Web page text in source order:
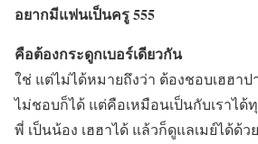
อยากมีแฟนเป็นครู 555
คือต้องกระดูกเบอร์เดียวกัน
ใช่ แต่ไม่ได้หมายถึงว่า ต้องชอบเฮฮาป
ไม่ชอบก็ได้ แต่คือเหมือนเป็นกับเราได้
พี่ เป็นน้อง เฮฮาได้ แล้วก็ดูแลเมย์ได้ด้ว